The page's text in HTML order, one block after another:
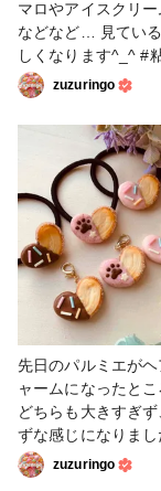
マロやアイスクリ
などなど… 見てい
しくなります^_^ #粘土 #フェ
イクスイーツ
zuzuringo
先日のパルミエが
ャームになったとこ
どちらも大きすぎ
ずな感じになりました。
トはシンプルな形で
コレート風のデコレ
zuzuringo